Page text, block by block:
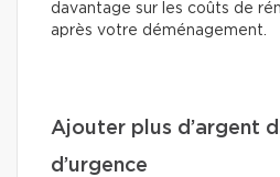
davantage sur les coûts de
après votre déménagement.
Ajouter plus d’argent
d’urgence